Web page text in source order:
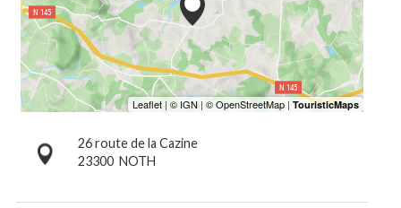
26 route de la Cazine
23300 NOTH